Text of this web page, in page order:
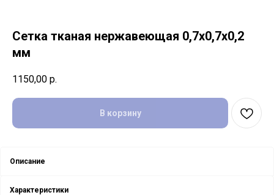
Сетка тканая нержавеющая 0,7х0,7х0,2
мм
1150,00 р.
В корзину
Описание
Характеристики